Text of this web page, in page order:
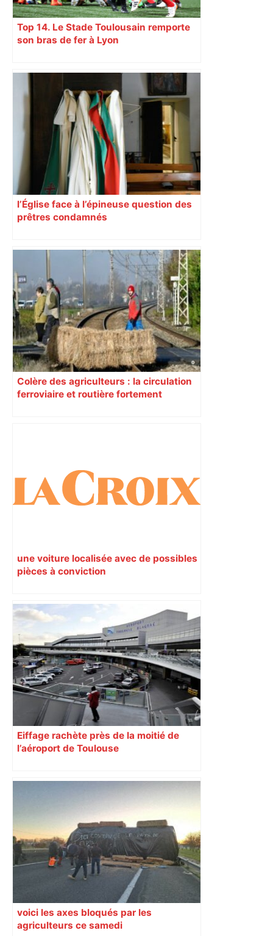
Top 14. Le Stade Toulousain remporte
son bras de fer à Lyon
l’Église face à l’épineuse question des
prêtres condamnés
Colère des agriculteurs : la circulation
ferroviaire et routière fortement
une voiture localisée avec de possibles
pièces à conviction
Eiffage rachète près de la moitié de
l’aéroport de Toulouse
voici les axes bloqués par les
agriculteurs ce samedi